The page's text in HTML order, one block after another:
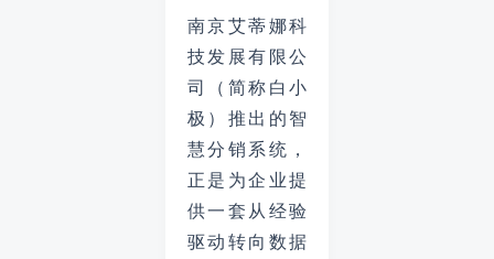
南京艾蒂娜科
技发展有限公
司（简称白小
极）推出的智
慧分销系统，
正是为企业提
供一套从经验
驱动转向数据